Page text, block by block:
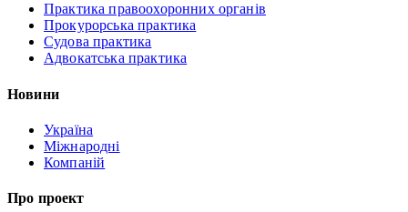
Практика правоохоронних органів
Прокурорська практика
Судова практика
Адвокатська практика
Новини
Україна
Міжнародні
Компаній
Про проект